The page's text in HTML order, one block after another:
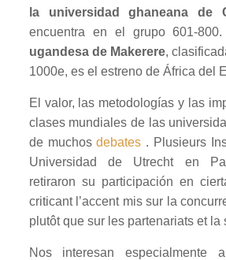
la universidad ghaneana de
encuentra en el grupo 601-800.
ugandesade Makerere,
1000e, es el estreno de África del
El valor, las metodologías y las
clases mundiales de las
de muchosdebates . Plusieurs
Universidad de Utrecht en
retiraron su participación en
criticant l’accent mis sur la
plutôt que sur les partenariats et la
Nos interesan especialmente